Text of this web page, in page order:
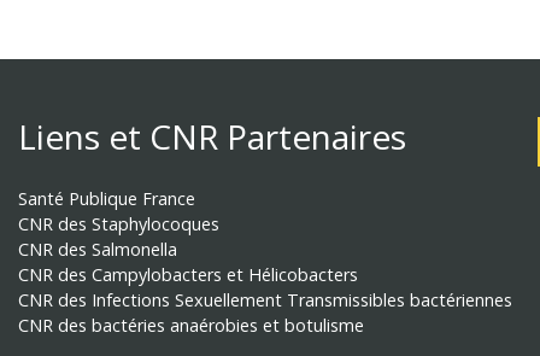
Liens et CNR Partenaires
Santé Publique France
CNR des Staphylocoques
CNR des Salmonella
CNR des Campylobacters et Hélicobacters
CNR des Infections Sexuellement Transmissibles bactériennes
CNR des bactéries anaérobies et botulisme